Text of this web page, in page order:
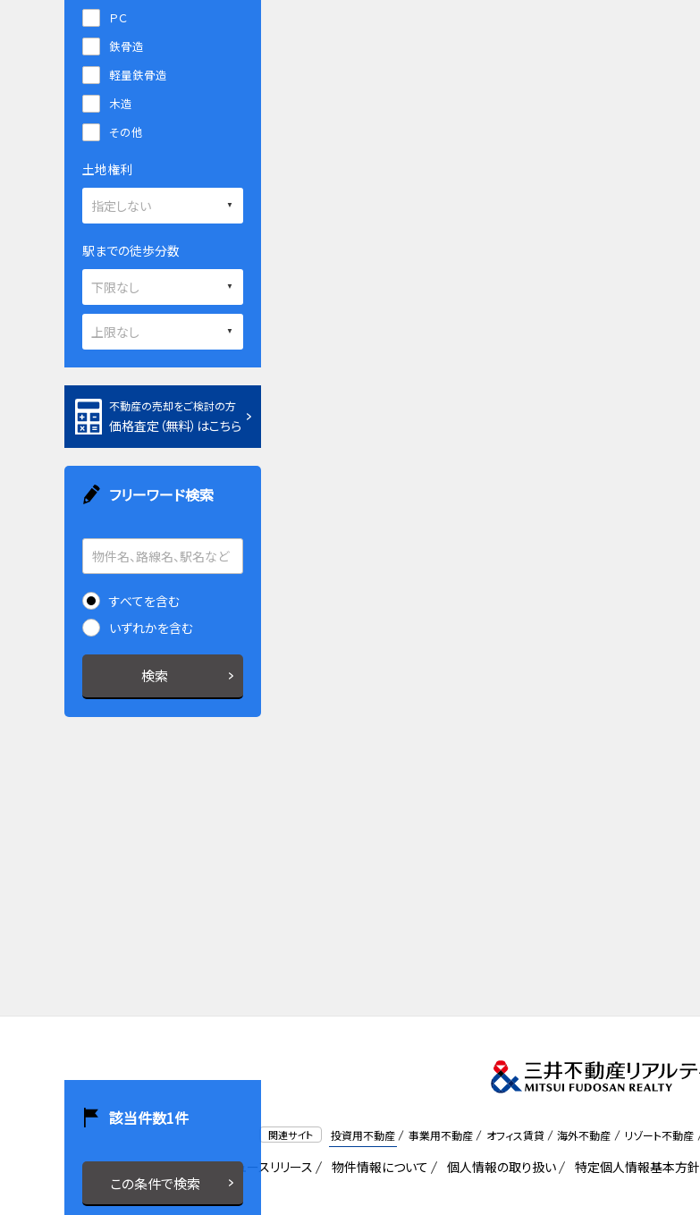
ＰＣ
鉄骨造
軽量鉄骨造
木造
その他
土地権利
駅までの徒歩分数
該当件数1件
この条件で検索
不動産の売却をご検討の方
価格査定（無料）はこちら
フリーワード検索
すべてを含む
いずれかを含む
検索
関連サイト 投資用不動産 事業用不動産 オフィス賃貸 海外不動産 リゾート不動産
会社概要 採用情報 ニュースリリース 物件情報について 個人情報の取り扱い 特定個人情報基本方針